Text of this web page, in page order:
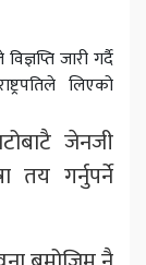
जारी गर्दै
लिएको
जेनजी
तय गर्नुपर्ने